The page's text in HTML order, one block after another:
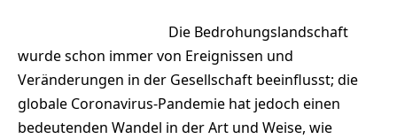
Die Bedrohungslandschaft
wurde schon immer von Ereignissen und
Veränderungen in der Gesellschaft beeinflusst; die
globale Coronavirus-Pandemie hat jedoch einen
bedeutenden Wandel in der Art und Weise, wie